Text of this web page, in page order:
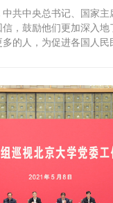
共中央总书记、国家
，鼓励他们更加深入地
的人，为促进各国人民
中国共产党。你们提到